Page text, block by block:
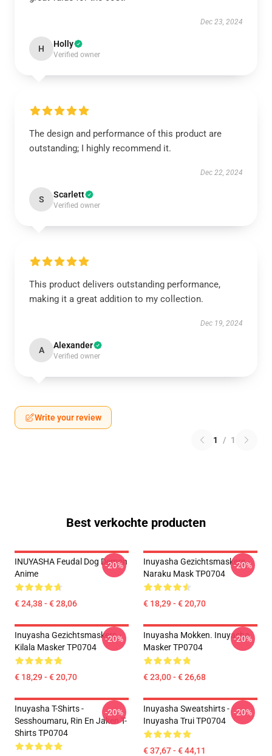
Dec 23, 2024
H Holly
Verified owner
The design and performance of this product are
outstanding; I highly recommend it.
Dec 22, 2024
S Scarlett
Verified owner
This product delivers outstanding performance,
making it a great addition to my collection.
Dec 19, 2024
A Alexander
Verified owner
Write your review
1 / 1
Best verkochte producten
INUYASHA Feudal Dog Demon
Anime
€ 24,38 - € 28,06
-20%
Inuyasha Gezichtsmaskers -
Naraku Mask TP0704
€ 18,29 - € 20,70
-20%
Inuyasha Gezichtsmaskers -
Kilala Masker TP0704
€ 18,29 - € 20,70
-20%
Inuyasha Mokken. Inuyasha
Masker TP0704
€ 23,00 - € 26,68
-20%
Inuyasha T-Shirts -
Sesshoumaru, Rin En Jaken T-
Shirts TP0704
-20%
Inuyasha Sweatshirts -
Inuyasha Trui TP0704
€ 37,67 - € 44,11
-20%